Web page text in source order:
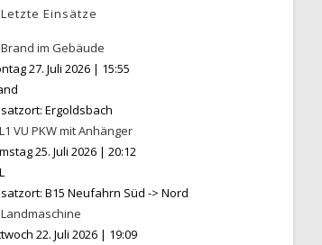
Letzte Einsätze
Brand im Gebäude
27. Juli 2026 | 15:55
Ergoldsbach
VU PKW mit Anhänger
25. Juli 2026 |20:12
B15 Neufahrn Süd -> Nord
Landmaschine
22. Juli 2026 | 19:09